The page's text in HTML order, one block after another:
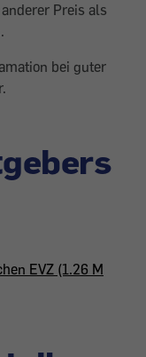
Preis als
bei guter
EVZ (1.26 M